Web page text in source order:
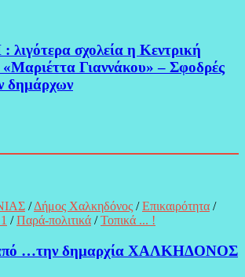
σχολεία η Κεντρική
Γιαννάκου» – Σφοδρές
δημάρχων
/Δήμος Χαλκηδόνος /Επικαιρότητα /
/Παρά-πολιτικά /Τοπικά ... !
…την δημαρχία ΧΑΛΚΗΔΟΝΟΣ